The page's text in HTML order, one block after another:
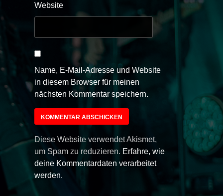
Website
Name, E-Mail-Adresse und Website
in diesem Browser für meinen
nächsten Kommentar speichern.
Diese Website verwendet Akismet,
um Spam zu reduzieren. Erfahre, wie
deine Kommentardaten verarbeitet
werden.